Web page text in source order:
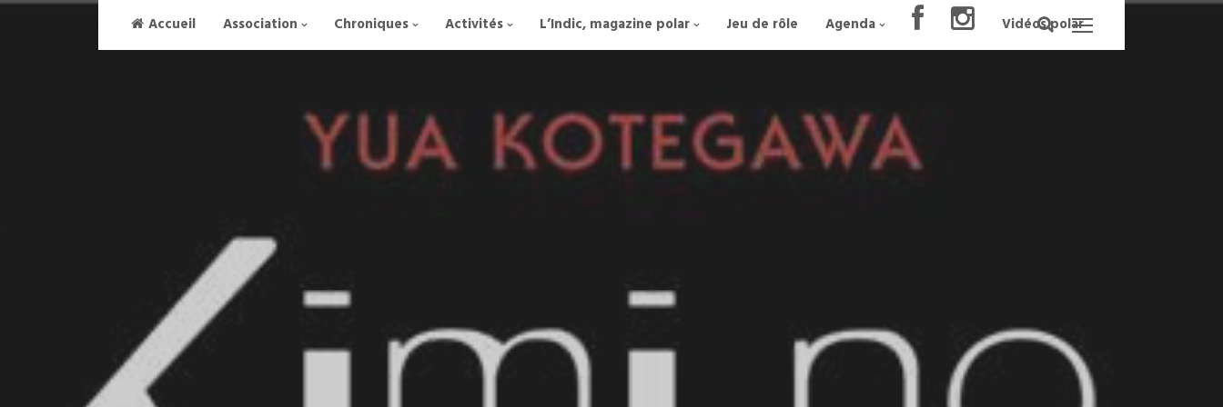
Accueil Association Chroniques Activités L’Indic, magazine polar Jeu de rôle Agenda Vidéos polar